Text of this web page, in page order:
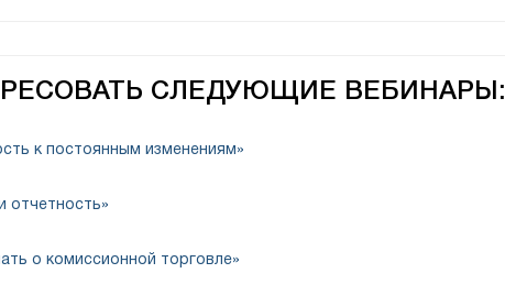
СЛЕДУЮЩИЕ ВЕБИНАРЫ:
к постоянным изменениям»
отчетность»
о комиссионной торговле»